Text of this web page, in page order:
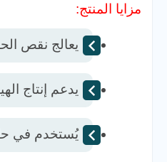
مزايا المنتج:
يعالج نقص
يدعم إنتاج
يُستخدم في